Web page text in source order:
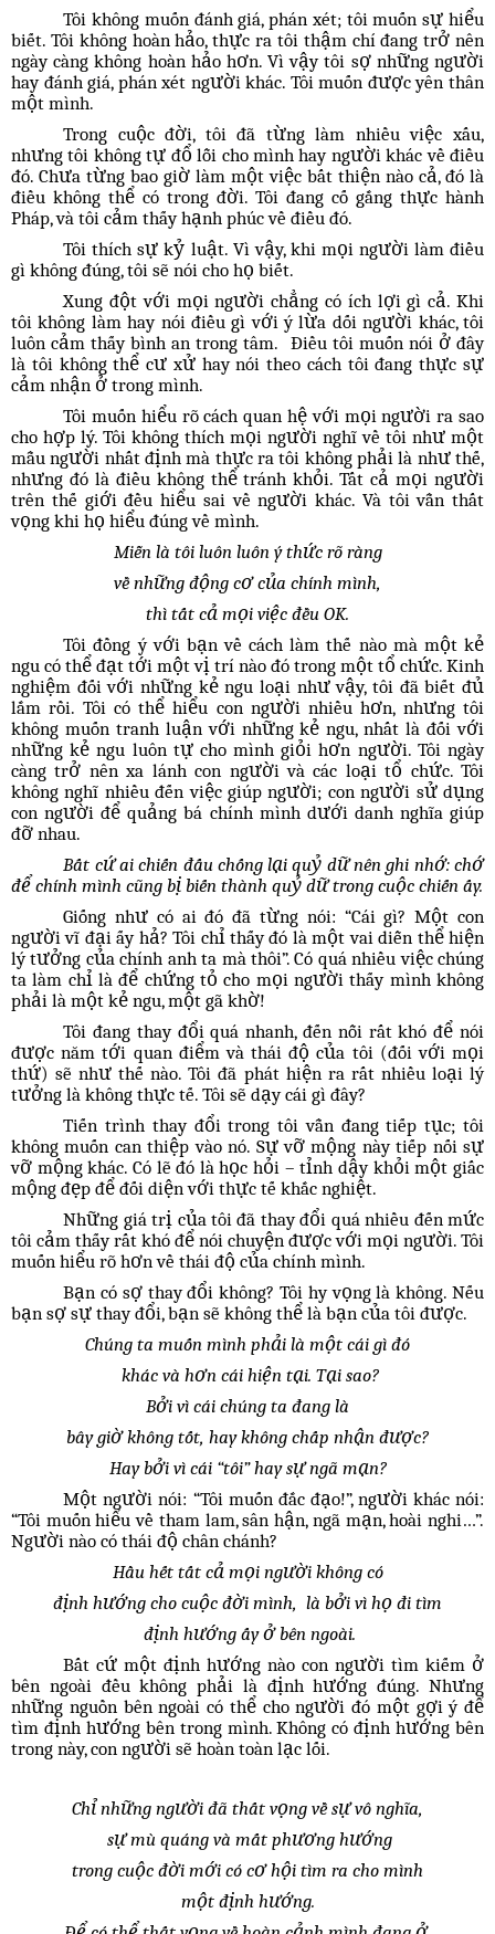
Tôi không muốn đánh giá, phán xét; tôi muốn sự hiểu
biết. Tôi không hoàn hảo, thực ra tôi thậm chí đang trở nên
ngày càng không hoàn hảo hơn. Vì vậy tôi sợ những người
hay đánh giá, phán xét người khác. Tôi muốn được yên thân
một mình.
Trong cuộc đời, tôi đã từng làm nhiều việc xấu,
nhưng tôi không tự đổ lỗi cho mình hay người khác về điều
đó. Chưa từng bao giờ làm một việc bất thiện nào cả, đó là
điều không thể có trong đời. Tôi đang cố gắng thực hành
Pháp, và tôi cảm thấy hạnh phúc về điều đó.
Tôi thích sự kỷ luật. Vì vậy, khi mọi người làm điều
gì không đúng, tôi sẽ nói cho họ biết.
Xung đột với mọi người chẳng có ích lợi gì cả. Khi
tôi không làm hay nói điều gì với ý lừa dối người khác, tôi
luôn cảm thấy bình an trong tâm. Điều tôi muốn nói ở đây
là tôi không thể cư xử hay nói theo cách tôi đang thực sự
cảm nhận ở trong mình.
Tôi muốn hiểu rõ cách quan hệ với mọi người ra sao
cho hợp lý. Tôi không thích mọi người nghĩ về tôi như một
mẫu người nhất định mà thực ra tôi không phải là như thế,
nhưng đó là điều không thể tránh khỏi. Tất cả mọi người
trên thế giới đều hiểu sai về người khác. Và tôi vẫn thất
vọng khi họ hiểu đúng về mình.
Miễn là tôi luôn luôn ý thức rõ ràng
về những động cơ của chính mình,
thì tất cả mọi việc đều OK.
Tôi đồng ý với bạn về cách làm thế nào mà một kẻ
ngu có thể đạt tới một vị trí nào đó trong một tổ chức. Kinh
nghiệm đối với những kẻ ngu loại như vậy, tôi đã biết đủ
lắm rồi. Tôi có thể hiểu con người nhiều hơn, nhưng tôi
không muốn tranh luận với những kẻ ngu, nhất là đối với
những kẻ ngu luôn tự cho mình giỏi hơn người. Tôi ngày
càng trở nên xa lánh con người và các loại tổ chức. Tôi
không nghĩ nhiều đến việc giúp người; con người sử dụng
con người để quảng bá chính mình dưới danh nghĩa giúp
đỡ nhau.
Bất cứ ai chiến đấu chống lại quỷ dữ nên ghi nhớ: chớ
để chính mình cũng bị biến thành quỷ dữ trong cuộc chiến ấy.
Giống như có ai đó đã từng nói: “Cái gì? Một con
người vĩ đại ấy hả? Tôi chỉ thấy đó là một vai diễn thể hiện
lý tưởng của chính anh ta mà thôi”. Có quá nhiều việc chúng
ta làm chỉ là để chứng tỏ cho mọi người thấy mình không
phải là một kẻ ngu, một gã khờ!
Tôi đang thay đổi quá nhanh, đến nỗi rất khó để nói
được năm tới quan điểm và thái độ của tôi (đối với mọi
thứ) sẽ như thế nào. Tôi đã phát hiện ra rất nhiều loại lý
tưởng là không thực tế. Tôi sẽ dạy cái gì đây?
Tiến trình thay đổi trong tôi vẫn đang tiếp tục; tôi
không muốn can thiệp vào nó. Sự vỡ mộng này tiếp nối sự
vỡ mộng khác. Có lẽ đó là học hỏi – tỉnh dậy khỏi một giấc
mộng đẹp để đối diện với thực tế khắc nghiệt.
Những giá trị của tôi đã thay đổi quá nhiều đến mức
tôi cảm thấy rất khó để nói chuyện được với mọi người. Tôi
muốn hiểu rõ hơn về thái độ của chính mình.
Bạn có sợ thay đổi không? Tôi hy vọng là không. Nếu
bạn sợ sự thay đổi, bạn sẽ không thể là bạn của tôi được.
Chúng ta muốn mình phải là một cái gì đó
khác và hơn cái hiện tại. Tại sao?
Bởi vì cái chúng ta đang là
bây giờ không tốt, hay không chấp nhận được?
Hay bởi vì cái “tôi” hay sự ngã mạn?
Một người nói: “Tôi muốn đắc đạo!”, người khác nói:
“Tôi muốn hiểu về tham lam, sân hận, ngã mạn, hoài nghi…”.
Người nào có thái độ chân chánh?
Hầu hết tất cả mọi người không có
định hướng cho cuộc đời mình, là bởi vì họ đi tìm
định hướng ấy ở bên ngoài.
Bất cứ một định hướng nào con người tìm kiếm ở
bên ngoài đều không phải là định hướng đúng. Nhưng
những nguồn bên ngoài có thể cho người đó một gợi ý để
tìm định hướng bên trong mình. Không có định hướng bên
trong này, con người sẽ hoàn toàn lạc lối.
Chỉ những người đã thất vọng về sự vô nghĩa,
sự mù quáng và mất phương hướng
trong cuộc đời mới có cơ hội tìm ra cho mình
một định hướng.